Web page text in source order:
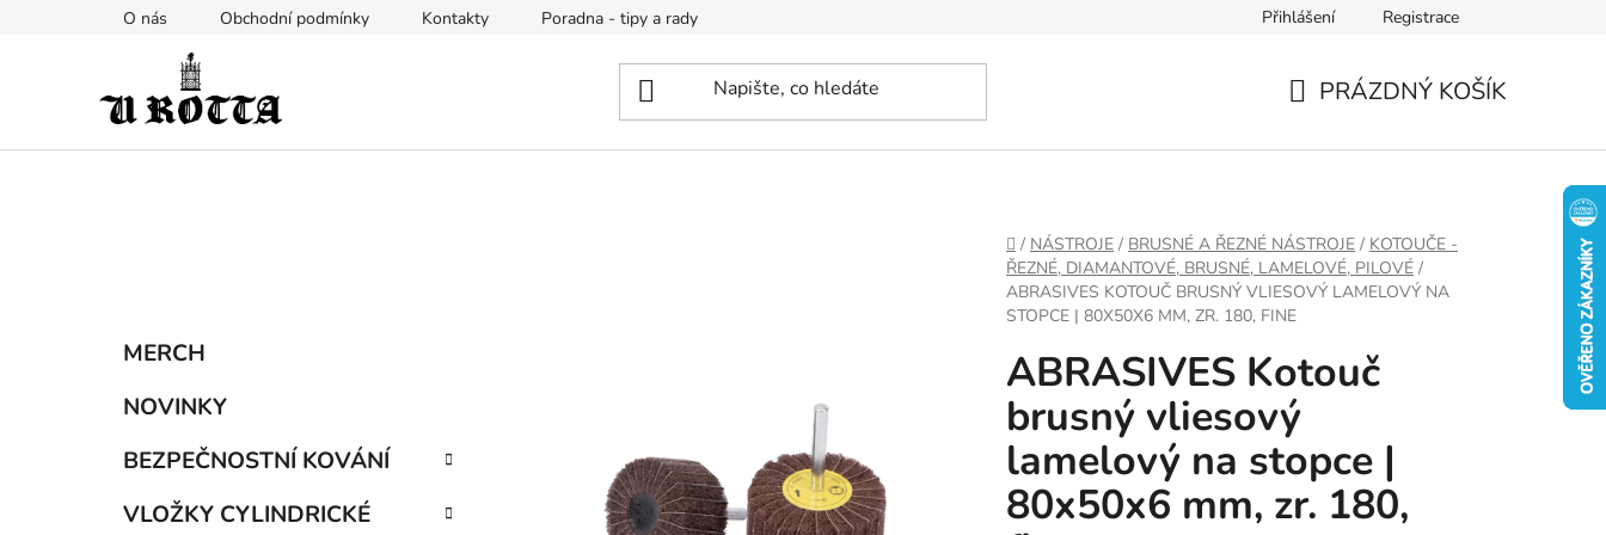
O nás Obchodní podmínky Kontakty Poradna - tipy a rady Přihlášení Registrace
PRÁZDNÝ KOŠÍK
DOMŮ
/ NÁSTROJE / BRUSNÉ A ŘEZNÉ NÁSTROJE / KOTOUČE -
ŘEZNÉ, DIAMANTOVÉ, BRUSNÉ, LAMELOVÉ, PILOVÉ /
ABRASIVES KOTOUČ BRUSNÝ VLIESOVÝ LAMELOVÝ NA
STOPCE | 80X50X6 MM, ZR. 180, FINE
Přeskočit
kategorie
MERCH
NOVINKY
BEZPEČNOSTNÍ KOVÁNÍ
VLOŽKY CYLINDRICKÉ
ABRASIVES Kotouč
brusný vliesový
lamelový na stopce |
80x50x6 mm, zr. 180,